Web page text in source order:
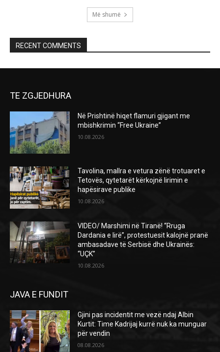
Më shumë
RECENT COMMENTS
TE ZGJEDHURA
Në Prishtinë hiqet flamuri gjigant me
mbishkrimin “Free Ukraine”
10.08.2026
Tavolina, mallra e vetura zënë trotuaret e
Tetovës, qytetarët kërkojnë lirimin e
hapësirave publike
10.08.2026
VIDEO/ Marshimi në Tiranë! “Rruga
Dardania e lirë”, protestuesit kalojnë pranë
ambasadave të Serbisë dhe Ukrainës:
“UÇK”
10.08.2026
JAVA E FUNDIT
Gjini pas incidentit me vezë ndaj Albin
Kurtit: Time Kadrijaj kurrë nuk ka munguar
për vendin
08.08.2026